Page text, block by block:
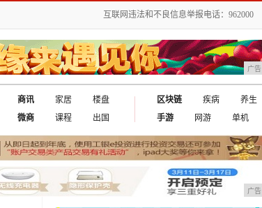
互联网违法和不良信息举报电话：962000
广告
商讯 家居
楼盘
微商
课程 出国
区块链 疾病
养生
手游
网游 单机
广告